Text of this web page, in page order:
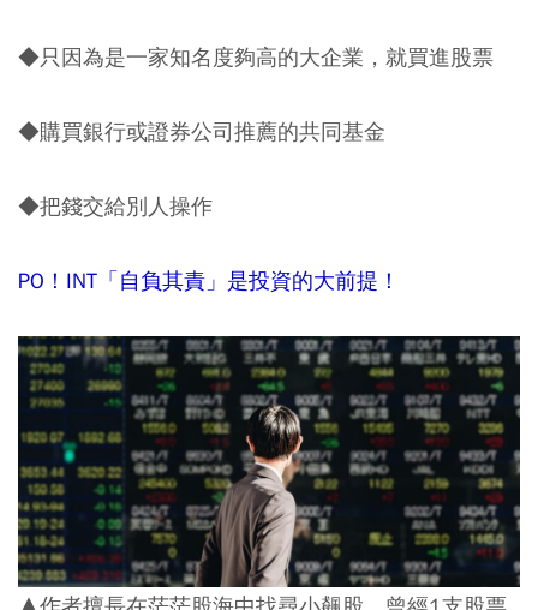
◆只因為是一家知名度夠高的大企業，就買進股票
◆購買銀行或證券公司推薦的共同基金
◆把錢交給別人操作
PO！INT「自負其責」是投資的大前提！